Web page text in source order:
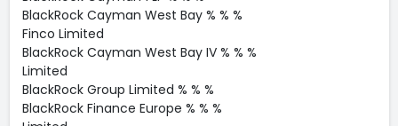
BlackRock Cayman West Bay % % %
Finco Limited
BlackRock Cayman West Bay IV % % %
Limited
BlackRock Group Limited % % %
BlackRock Finance Europe % % %